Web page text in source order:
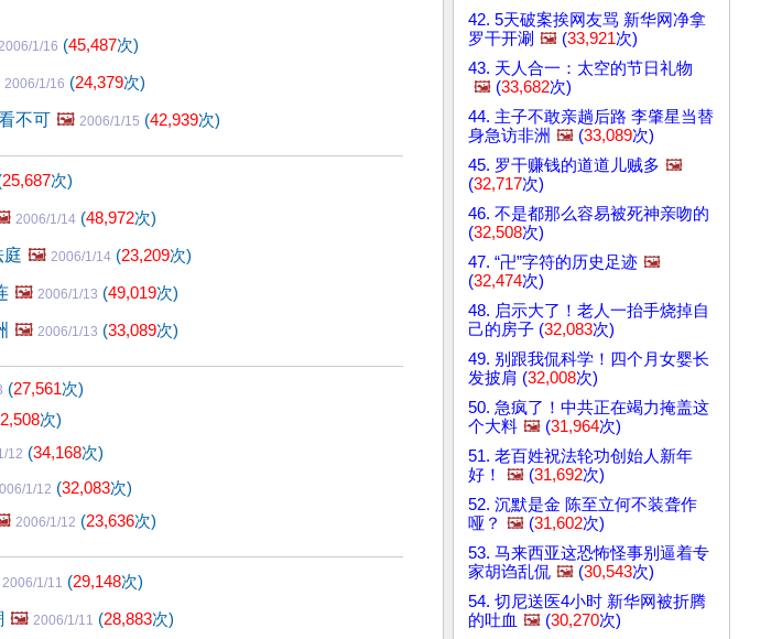
1/16 (45,487次)
2006/1/16 (24,379次)
不可 🖼️ 2006/1/15 (42,939次)
25,687次)
2006/1/14 (48,972次)
庭 🖼️ 2006/1/14 (23,209次)
🖼️ 2006/1/13 (49,019次)
🖼️ 2006/1/13 (33,089次)
(27,561次)
次)
12 (34,168次)
1/12 (32,083次)
2006/1/12 (23,636次)
2006/1/11 (29,148次)
🖼️ 2006/1/11 (28,883次)
42. 5天破案挨网友骂 新华网净拿
罗干开涮 🖼️ (33,921次)
43. 天人合一：太空的节日礼物
🖼️ (33,682次)
44. 主子不敢亲趟后路 李肇星当替
身急访非洲 🖼️ (33,089次)
45. 罗干赚钱的道道儿贼多 🖼️
(32,717次)
46. 不是都那么容易被死神亲吻的
(32,508次)
47. “卍”字符的历史足迹 🖼️
(32,474次)
48. 启示大了！老人一抬手烧掉自
己的房子 (32,083次)
49. 别跟我侃科学！四个月女婴长
发披肩 (32,008次)
50. 急疯了！中共正在竭力掩盖这
个大料 🖼️ (31,964次)
51. 老百姓祝法轮功创始人新年
好！
🖼️ (31,692次)
52. 沉默是金 陈至立何不装聋作
哑？ 🖼️ (31,602次)
53. 马来西亚这恐怖怪事别逼着专
家胡诌乱侃 🖼️ (30,543次)
54. 切尼送医4小时 新华网被折腾
的吐血 🖼️ (30,270次)